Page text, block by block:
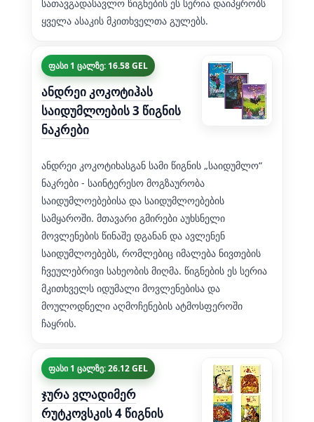
სათავგადასავლო წიგნების ეს სერია დაიპყრობს
ყველა ასაკის მკითხველთა გულებს.
ფასი 1 ცალზე: 16.58 GEL
ანდრეი კოკოტიჰას
საიდუმლოების 3 წიგნის
ნაკრები
ანდრეი კოკოტიხასგან სამი წიგნის „საიდუმლო“
ნაკრები - საინტერესო მოგზაურობა
საიდუმლოებებისა და საიდუმლოებების
სამყაროში. მთავარი გმირები აუხსნელი
მოვლენების წინაშე დგანან და ავლენენ
საიდუმლოებებს, რომლებიც იმალება ნივთების
ჩვეულებრივი სახეობის მიღმა. წიგნების ეს სერია
მკითხველს იდუმალი მოვლენებისა და
მოულოდნელი აღმოჩენების ატმოსფეროში
ჩაყრის.
ფასი 1 ცალზე: 26.12 GEL
ჯურა ვლადიმერ
რუტკოვსკის 4 წიგნის